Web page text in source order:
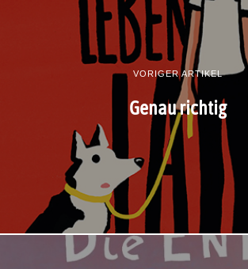
VORIGER ARTIKEL
Genau richtig